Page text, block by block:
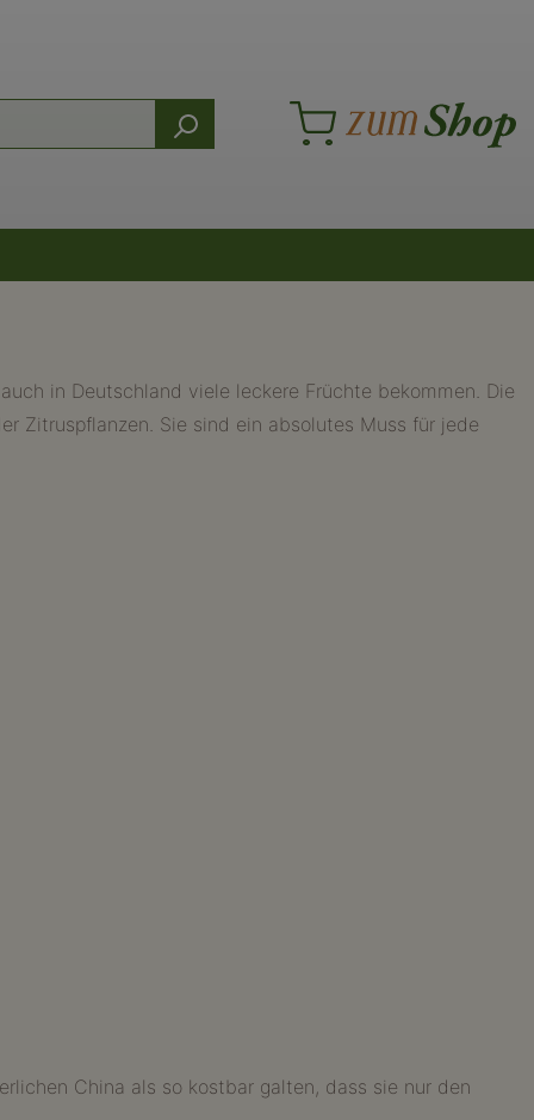
in Deutschland viele leckere Früchte bekommen. Die
Zitruspflanzen. Sie sind ein absolutes Muss für jede
China als so kostbar galten, dass sie nur den